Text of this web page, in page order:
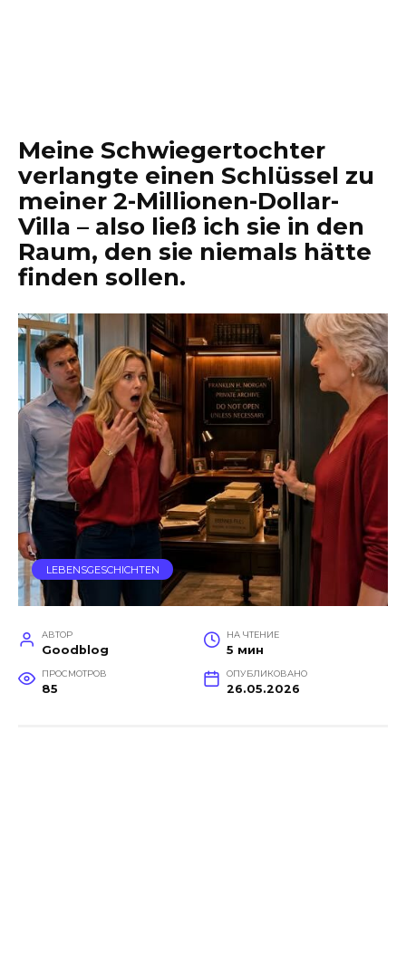
Meine Schwiegertochter
verlangte einen Schlüssel zu
meiner 2-Millionen-Dollar-
Villa – also ließ ich sie in den
Raum, den sie niemals hätte
finden sollen.
LEBENSGESCHICHTEN
АВТОР
Goodblog
НА ЧТЕНИЕ
5 мин
ПРОСМОТРОВ
85
ОПУБЛИКОВАНО
26.05.2026